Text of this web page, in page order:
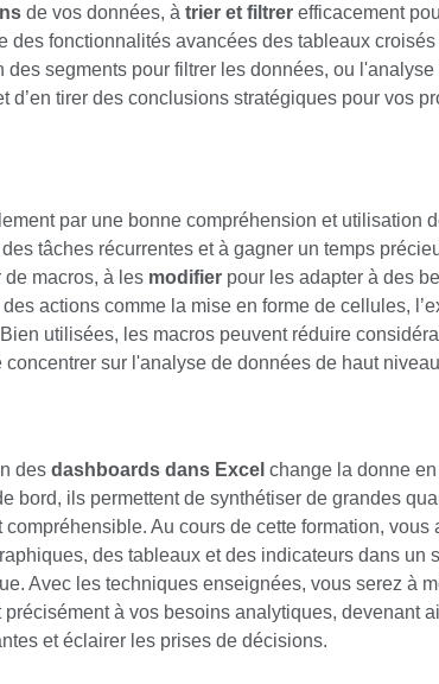
de vos données, à trier et filtrerefficacement
des fonctionnalités avancées des tableaux
des segments pour filtrer les données, ou
d’en tirer des conclusions stratégiques pour vos
par une bonne compréhension et utilisation
tâches récurrentes et à gagner un temps
macros, à les modifierpour les adapter à des
actions comme la mise en forme de cellules,
utilisées, les macros peuvent réduire
sur l'analyse de données de haut
des dashboards dans Excel change la donne
bord, ils permettent de synthétiser de grandes
compréhensible. Au cours de cette formation,
des tableaux et des indicateurs dans
Avec les techniques enseignées, vous serez à
précisément à vos besoins analytiques, devenant
et éclairer les prises de décisions.